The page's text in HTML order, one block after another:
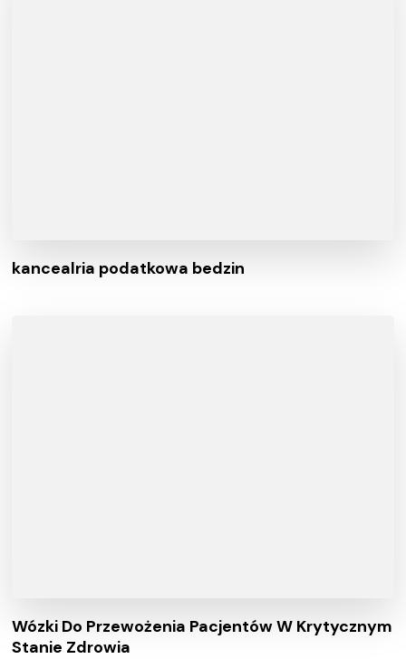
kancealria podatkowa bedzin
Wózki Do Przewożenia Pacjentów W Krytycznym
Stanie Zdrowia